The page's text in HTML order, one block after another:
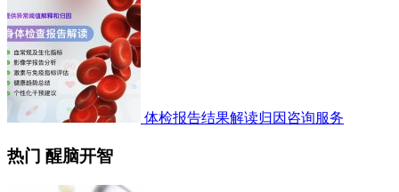
体检报告结果解读归因咨询服务
热门 醒脑开智